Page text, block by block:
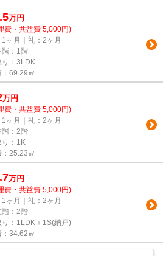
万円
費・共益費 5,000円)
1ヶ月｜礼：2ヶ月
階：1階
り：3LDK
：69.29㎡
万円
費・共益費 5,000円)
1ヶ月｜礼：2ヶ月
階：2階
り：1K
：25.23㎡
万円
費・共益費 5,000円)
1ヶ月｜礼：2ヶ月
階：2階
り：1LDK＋1S(納戸)
：34.62㎡